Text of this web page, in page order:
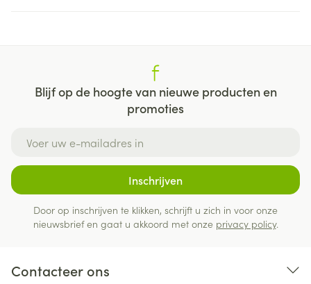
Blijf op de hoogte van nieuwe producten en
promoties
Inschrijven
Door op inschrijven te klikken, schrijft u zich in voor onze
nieuwsbrief en gaat u akkoord met onze privacy policy.
Contacteer ons